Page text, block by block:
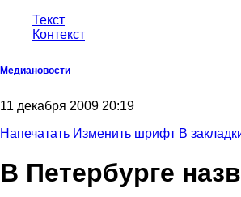
Текст
Контекст
Медиановости
11 декабря 2009 20:19
Напечатать Изменить шрифт В
В Петербурге